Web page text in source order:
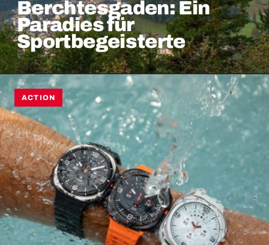
Berchtesgaden: Ein
Paradies für
Sportbegeisterte
ACTION